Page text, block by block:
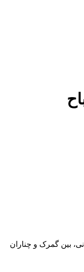
بین گمرک و چناران